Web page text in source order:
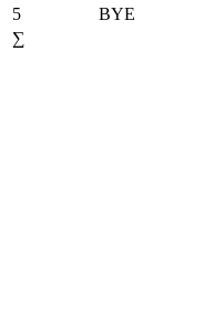
5
BYE
∑